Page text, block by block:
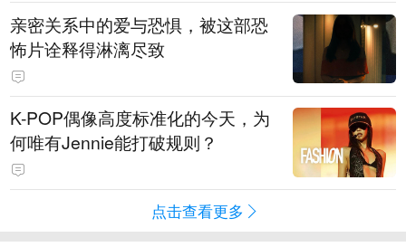
亲密关系中的爱与恐惧，被这部恐
怖片诠释得淋漓尽致
K-POP偶像高度标准化的今天，为
何唯有Jennie能打破规则？
点击查看更多